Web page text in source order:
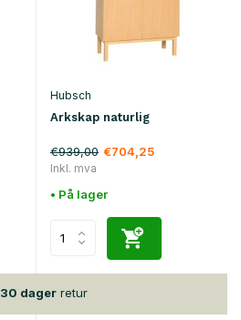
Hubsch
Arkskap naturlig
€939,00 €704,25
Inkl. mva
• På lager
30 dagerretur